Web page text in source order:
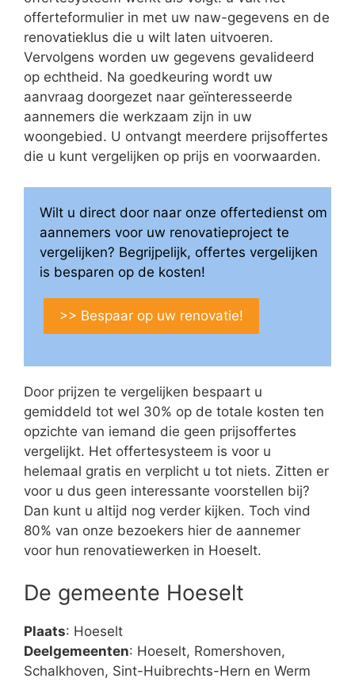
offerteformulier in met uw naw-gegevens en de
renovatieklus die u wilt laten uitvoeren.
Vervolgens worden uw gegevens gevalideerd
op echtheid. Na goedkeuring wordt uw
aanvraag doorgezet naar geïnteresseerde
aannemers die werkzaam zijn in uw
woongebied. U ontvangt meerdere prijsoffertes
die u kunt vergelijken op prijs en voorwaarden.
Wilt u direct door naar onze offertedienst om
aannemers voor uw renovatieproject te
vergelijken? Begrijpelijk, offertes vergelijken
is besparen op de kosten!
>> Bespaar op uw renovatie!
Door prijzen te vergelijken bespaart u
gemiddeld tot wel 30% op de totale kosten ten
opzichte van iemand die geen prijsoffertes
vergelijkt. Het offertesysteem is voor u
helemaal gratis en verplicht u tot niets. Zitten er
voor u dus geen interessante voorstellen bij?
Dan kunt u altijd nog verder kijken. Toch vind
80% van onze bezoekers hier de aannemer
voor hun renovatiewerken in Hoeselt.
De gemeente Hoeselt
Plaats: Hoeselt
Deelgemeenten: Hoeselt, Romershoven,
Schalkhoven, Sint-Huibrechts-Hern en Werm